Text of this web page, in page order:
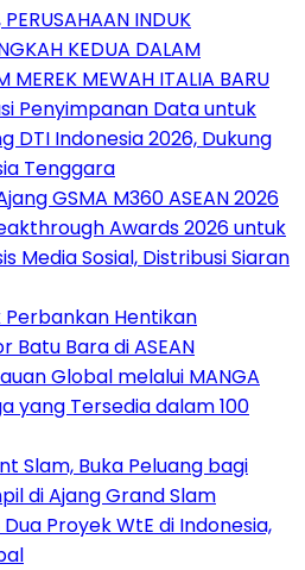
INDUK
KEDUA DALAM
MEREK MEWAH ITALIA BARU
Penyimpanan Data untuk
DTI Indonesia 2026, Dukung
Tenggara
GSMA M360 ASEAN 2026
Awards 2026 untuk
Media Sosial, Distribusi Siaran
Perbankan Hentikan
Batu Bara di ASEAN
Global melalui MANGA
yang Tersedia dalam 100
Slam, Buka Peluang bagi
di Ajang Grand Slam
Dua Proyek WtE di Indonesia,